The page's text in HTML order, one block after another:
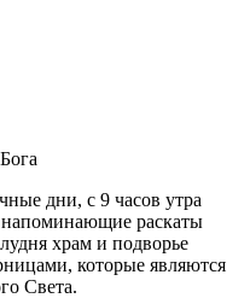
дни, с 9 часов утра
раскаты
храм и подворье
которые являются
Света.